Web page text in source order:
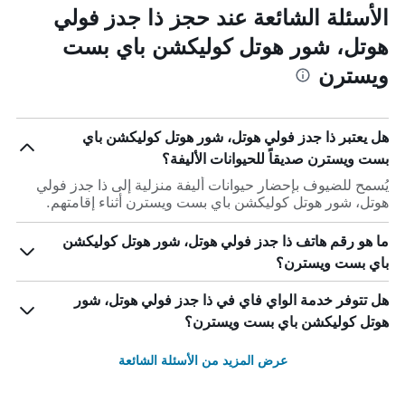
الأسئلة الشائعة عند حجز ذا جدز فولي
هوتل، شور هوتل كوليكشن باي بست
ويسترن
هل يعتبر ذا جدز فولي هوتل، شور هوتل كوليكشن باي
بست ويسترن صديقاً للحيوانات الأليفة؟
يُسمح للضيوف بإحضار حيوانات أليفة منزلية إلى ذا جدز فولي
هوتل، شور هوتل كوليكشن باي بست ويسترن أثناء إقامتهم.
ما هو رقم هاتف ذا جدز فولي هوتل، شور هوتل كوليكشن
باي بست ويسترن؟
هل تتوفر خدمة الواي فاي في ذا جدز فولي هوتل، شور
هوتل كوليكشن باي بست ويسترن؟
عرض المزيد من الأسئلة الشائعة